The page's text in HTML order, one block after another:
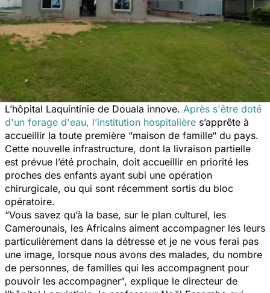
L’hôpital Laquintinie de Douala innove. Après s'être doté
d'un forage d'eau, l’institution hospitalière s’apprête à
accueillir la toute première “maison de famille“ du pays.
Cette nouvelle infrastructure, dont la livraison partielle
est prévue l’été prochain, doit accueillir en priorité les
proches des enfants ayant subi une opération
chirurgicale, ou qui sont récemment sortis du bloc
opératoire.
“Vous savez qu’à la base, sur le plan culturel, les
Camerounais, les Africains aiment accompagner les leurs
particulièrement dans la détresse et je ne vous ferai pas
une image, lorsque nous avons des malades, du nombre
de personnes, de familles qui les accompagnent pour
pouvoir les accompagner“, explique le directeur de